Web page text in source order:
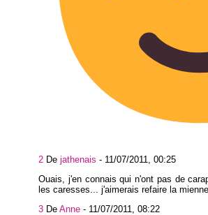
2 De jathenais - 11/07/2011, 00:25
Ouais, j'en connais qui n'ont pas de
les caresses... j'aimerais refaire la mienne
3 De Anne - 11/07/2011, 08:22